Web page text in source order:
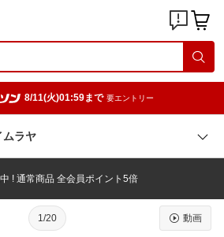
8/11(火)01:59まで 要エントリー
ムラヤ
! 通常商品 全会員ポイント5倍
1/20 動画